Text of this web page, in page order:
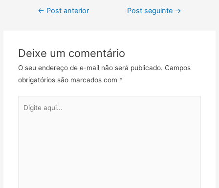
← Post anterior Post seguinte →
Deixe um comentário
O seu endereço de e-mail não será publicado. Campos
obrigatórios são marcados com *